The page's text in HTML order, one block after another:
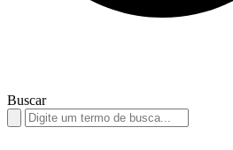
Buscar
Search
for: